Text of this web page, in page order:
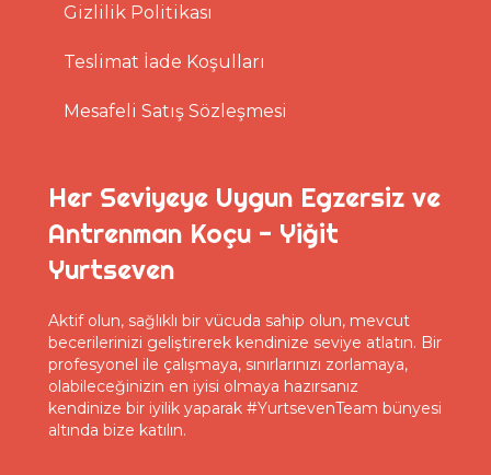
Gizlilik Politikası
Teslimat İade Koşulları
Mesafeli Satış Sözleşmesi
Her Seviyeye Uygun Egzersiz ve
Antrenman Koçu - Yiğit
Yurtseven
Aktif olun, sağlıklı bir vücuda sahip olun, mevcut
becerilerinizi geliştirerek kendinize seviye atlatın. Bir
profesyonel ile çalışmaya, sınırlarınızı zorlamaya,
olabileceğinizin en iyisi olmaya hazırsanız
kendinize bir iyilik yaparak #YurtsevenTeam bünyesi
altında bize katılın.